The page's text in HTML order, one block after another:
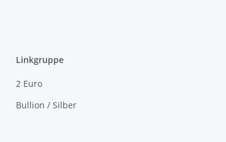
Linkgruppe
2 Euro
Bullion / Silber